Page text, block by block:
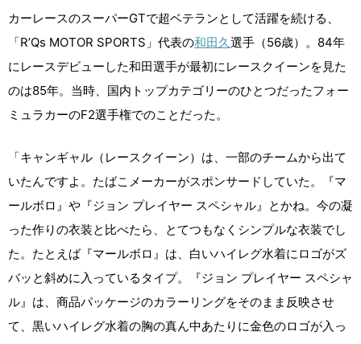
カーレースのスーパーGTで超ベテランとして活躍を続ける、
「R’Qs MOTOR SPORTS」代表の和田久選手（56歳）。84年
にレースデビューした和田選手が最初にレースクイーンを見た
のは85年。当時、国内トップカテゴリーのひとつだったフォー
ミュラカーのF2選手権でのことだった。
「キャンギャル（レースクイーン）は、一部のチームから出て
いたんですよ。たばこメーカーがスポンサードしていた。『マ
ールボロ』や『ジョン プレイヤー スペシャル』とかね。今の凝
った作りの衣装と比べたら、とてつもなくシンプルな衣装でし
た。たとえば『マールボロ』は、白いハイレグ水着にロゴがズ
バッと斜めに入っているタイプ。『ジョン プレイヤー スペシャ
ル』は、商品パッケージのカラーリングをそのまま反映させ
て、黒いハイレグ水着の胸の真ん中あたりに金色のロゴが入っ